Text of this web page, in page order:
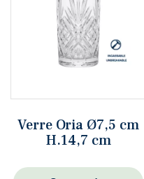
Verre Oria Ø7,5 cm
H.14,7 cm